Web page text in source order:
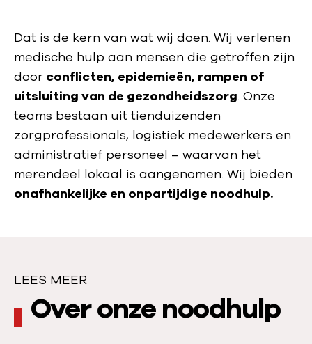
Dat is de kern van wat wij doen. Wij verlenen
medische hulp aan mensen die getroffen zijn
door conflicten, epidemieën, rampen of
uitsluiting van de gezondheidszorg. Onze
teams bestaan uit tienduizenden
zorgprofessionals, logistiek medewerkers en
administratief personeel – waarvan het
merendeel lokaal is aangenomen. Wij bieden
onafhankelijke en onpartijdige noodhulp.
LEES MEER
L
Over onze noodhulp